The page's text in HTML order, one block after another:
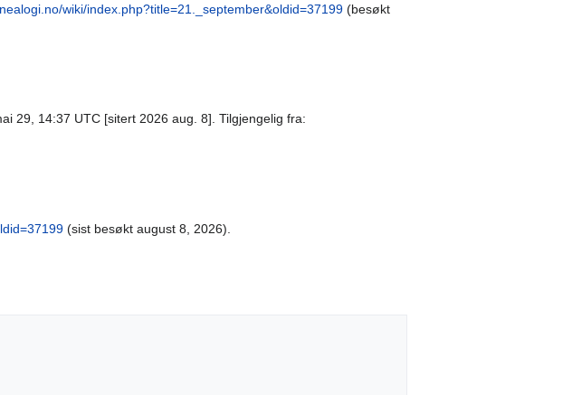
wiki/index.php?title=21._september&oldid=37199 (besøkt
29, 14:37 UTC [sitert 2026 aug. 8]. Tilgjengelig fra:
(sist besøkt august 8, 2026).